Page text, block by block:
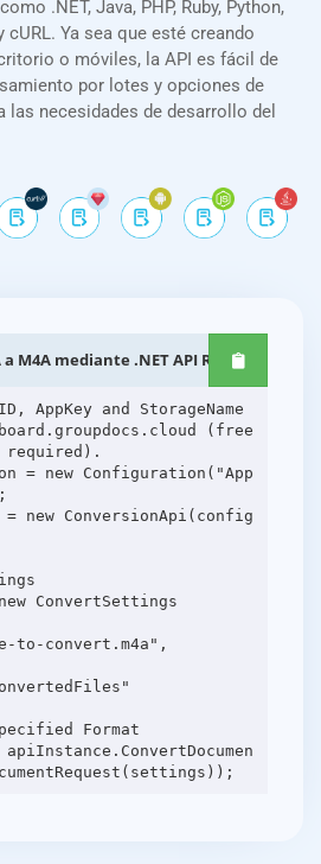
.NET, Java, PHP, Ruby, Python,
cURL. Ya sea que esté creando
o móviles, la API es fácil de
por lotes y opciones de
las necesidades de desarrollo del
M4A mediante .NET API REST
AppKey and StorageName
(free
= new Configuration("App
new ConversionApi(config
ConvertSettings
convert.m4a",
Format